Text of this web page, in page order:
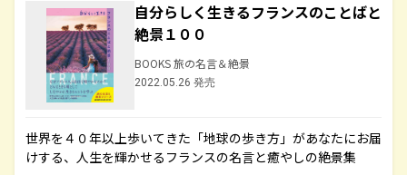
自分らしく生きるフランスのことばと
絶景１００
BOOKS 旅の名言＆絶景
2022.05.26 発売
世界を４０年以上歩いてきた「地球の歩き方」があなたにお届
けする、人生を輝かせるフランスの名言と癒やしの絶景集